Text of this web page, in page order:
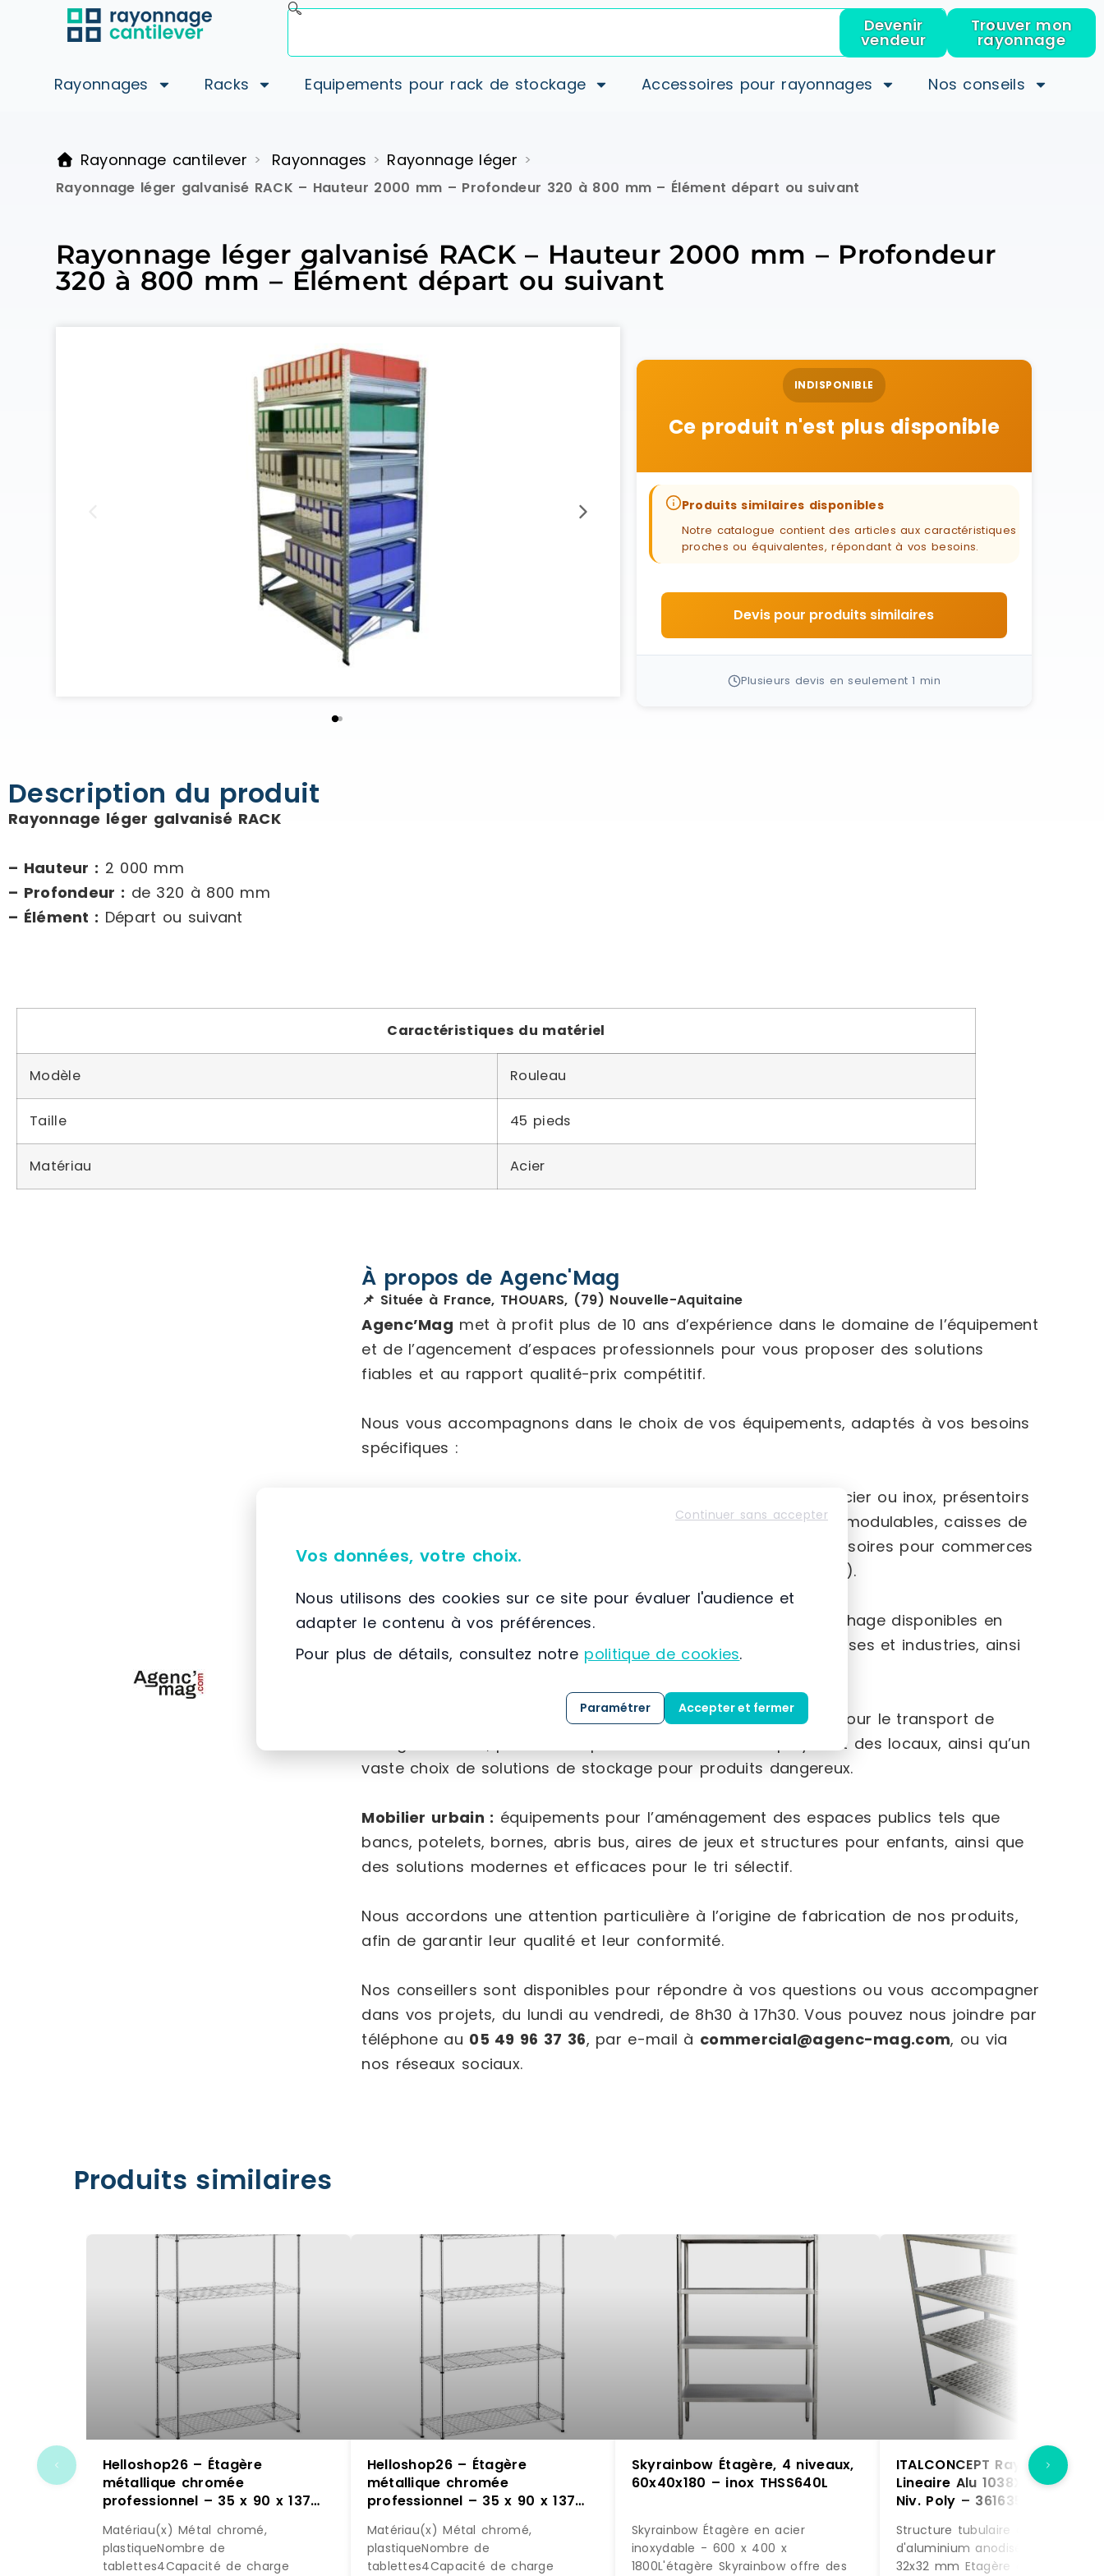
Devenir
vendeur
Trouver mon
rayonnage
Rayonnages Racks Equipements pour rack de stockage Accessoires pour rayonnages Nos conseils
Rayonnage cantilever > Rayonnages > Rayonnage léger >
Rayonnage léger galvanisé RACK – Hauteur 2000 mm – Profondeur 320 à 800 mm – Élément départ ou suivant
Rayonnage léger galvanisé RACK – Hauteur 2000 mm – Profondeur
320 à 800 mm – Élément départ ou suivant
INDISPONIBLE
Ce produit n'est plus disponible
Produits similaires disponibles
Notre catalogue contient des articles aux caractéristiques
proches ou équivalentes, répondant à vos besoins.
Devis pour produits similaires
Plusieurs devis en seulement 1 min
Description du produit
Rayonnage léger galvanisé RACK
– Hauteur : 2 000 mm
– Profondeur : de 320 à 800 mm
– Élément : Départ ou suivant
Caractéristiques du matériel
Modèle Rouleau
Taille 45 pieds
Matériau Acier
À propos de Agenc'Mag
📌 Située à France, THOUARS, (79) Nouvelle-Aquitaine
Agenc’Mag met à profit plus de 10 ans d’expérience dans le domaine de l’équipement
et de l’agencement d’espaces professionnels pour vous proposer des solutions
fiables et au rapport qualité-prix compétitif.
Nous vous accompagnons dans le choix de vos équipements, adaptés à vos besoins
spécifiques :
gondoles robustes, portillons en acier ou inox, présentoirs
fruits et légumes fabriqués en France, rayonnages d’archives modulables, caisses de
sortie de différentes tailles, ainsi qu’une large gamme d’accessoires pour commerces
(paniers, séparateurs, broches, porte-étiquettes, chariots, etc.).
Équipement intérieur :mobilier d’accueil varié, vitrines d’affichage disponibles en
plusieurs formats, accessoires sanitaires adaptés aux entreprises et industries, ainsi
chariots et diables de manutention pour le transport de
charges lourdes, protections pour la sécurité des employés et des locaux, ainsi qu’un
vaste choix de solutions de stockage pour produits dangereux.
Mobilier urbain : équipements pour l’aménagement des espaces publics tels que
bancs, potelets, bornes, abris bus, aires de jeux et structures pour enfants, ainsi que
des solutions modernes et efficaces pour le tri sélectif.
Nous accordons une attention particulière à l’origine de fabrication de nos produits,
afin de garantir leur qualité et leur conformité.
Nos conseillers sont disponibles pour répondre à vos questions ou vous accompagner
dans vos projets, du lundi au vendredi, de 8h30 à 17h30. Vous pouvez nous joindre par
téléphone au 05 49 96 37 36, par e-mail à commercial@agenc-mag.com, ou via
nos réseaux sociaux.
Produits similaires
Helloshop26 – Étagère
métallique chromée
professionnel – 35 x 90 x 137
cm – 120 kg 14_0001534 –
métal 3000187158980
Matériau(x) Métal chromé,
plastiqueNombre de
tablettes4Capacité de charge
Helloshop26 – Étagère
métallique chromée
professionnel – 35 x 90 x 137
cm – 120 kg 14_0001534 –
métal 3000187158980
Matériau(x) Métal chromé,
plastiqueNombre de
tablettes4Capacité de charge
Skyrainbow Étagère, 4 niveaux,
60x40x180 – inox THSS640L
Skyrainbow Étagère en acier
inoxydable - 600 x 400 x
1800L'étagère Skyrainbow offre des
ITALCONCEPT Rayonnage
Lineaire Alu 1038X373 H.1700
Niv. Poly – 3616350196101
Structure tubulaire alliage
d'aluminium anodisé avec
32x32 mm Etagère constituée de
Continuer sans accepter
Vos données, votre choix.
Nous utilisons des cookies sur ce site pour évaluer l'audience et
adapter le contenu à vos préférences.
Pour plus de détails, consultez notre politique de cookies.
Paramétrer Accepter et fermer